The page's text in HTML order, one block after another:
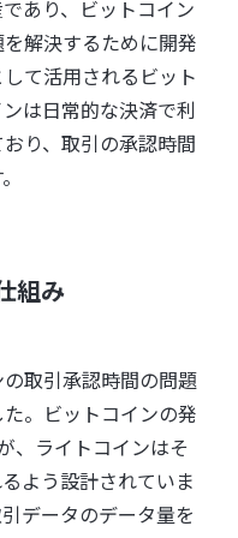
あり、ビットコイン
解決するために開発
て活用されるビット
は日常的な決済で利
り、取引の承認時間
組み
取引承認時間の問題
。ビットコインの発
、ライトコインはそ
よう設計されていま
データのデータ量を